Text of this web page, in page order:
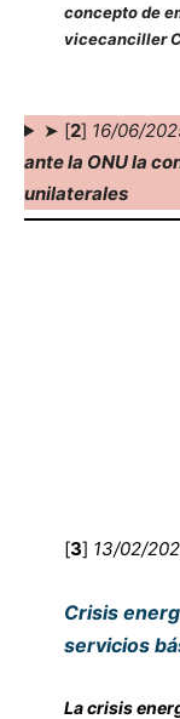
concepto de
vicecanciller
➤ [2] 16/06/
ante la ONU la
unilaterales
[3] 13/02/
Crisis
servicios
La crisis